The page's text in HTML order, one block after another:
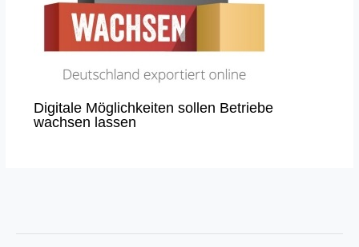
Digitale Möglichkeiten sollen Betriebe
wachsen lassen